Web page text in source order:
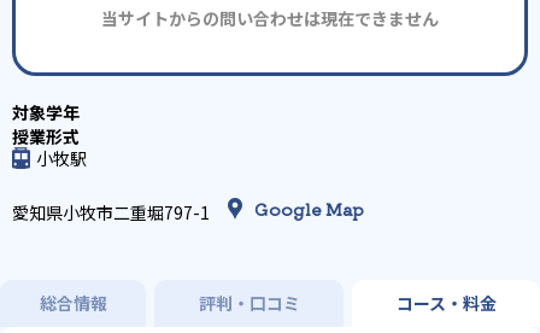
当サイトからの問い合わせは現在できません
小牧駅
愛知県小牧市二重堀797-1 Google Map
総合情報 評判・口コミ コース・料金